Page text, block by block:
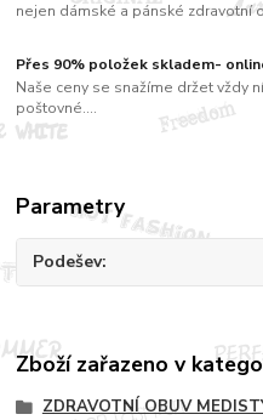
nejen dámské a pánské zdravotní
Přes 90% položek skladem-
Naše ceny se snažíme držet vždy
poštovné....
Parametry
Podešev
Zboží zařazeno v
ZDRAVOTNÍ OBUV